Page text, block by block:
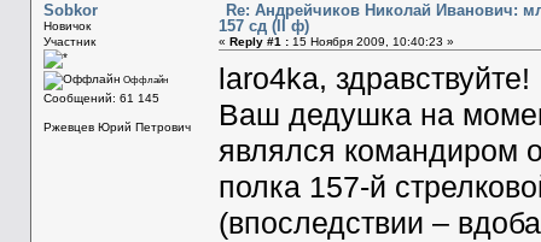
Sobkor
Новичок
Участник
Оффлайн
Сообщений: 61 145
Ржевцев Юрий Петрович
Re: Андрейчиков Николай Иванович:
157 сд (II ф)
« Reply #1 :15 Ноября 2009, 10:40:23 »
laro4ka, здравствуйте!
Ваш дедушка на
являлся командиром
полка 157-й
(впоследствии –